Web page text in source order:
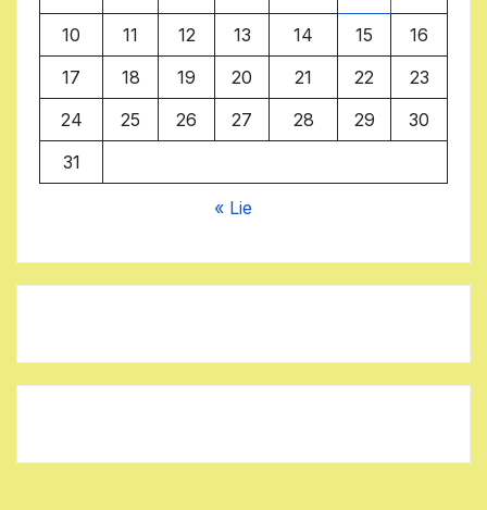
10
11 12 13 14 15
16
17
18 19 20 21 22
23
24
25 26 27 28 29
30
31
« Lie